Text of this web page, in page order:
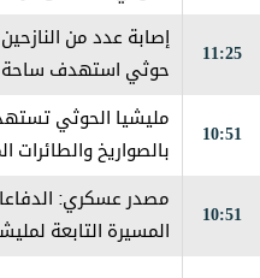
11:25
إصابة عدد من
حوثي استهدف ساحة
10:51
مليشيا الحوثي
بالصواريخ والطائرات
10:51
مصدر عسكري:
المسيرة التابعة